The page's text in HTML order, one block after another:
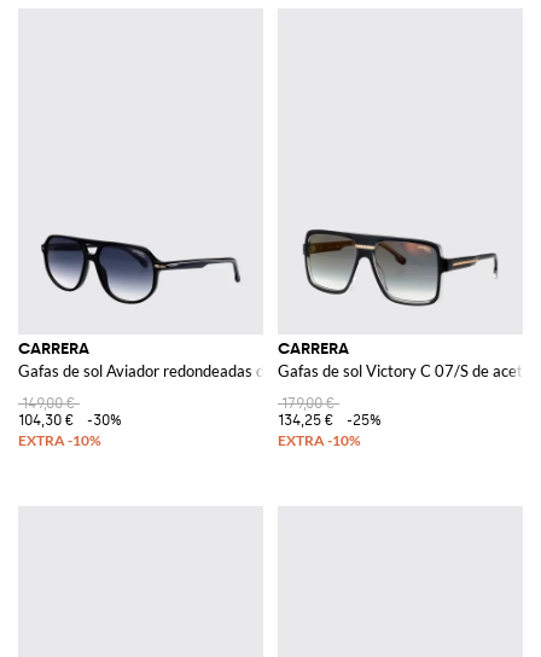
CARRERA
Gafas de sol Aviador redondeadas de acetato con doble puente
149,00 €
104,30 €
-30%
CARRERA
Gafas de sol Victory C 07/S de
179,00 €
134,25 €
-25%